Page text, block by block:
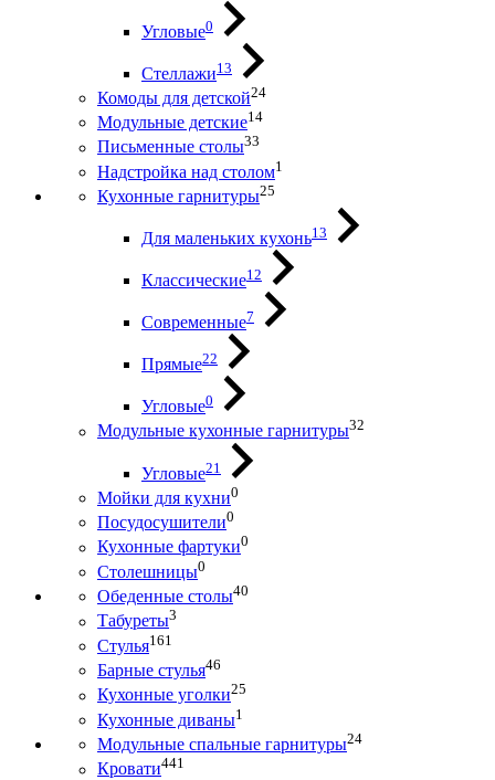
Угловые0
Стеллажи13
Комоды для детской24
Модульные детские14
Письменные столы33
Надстройка над столом1
Кухонные гарнитуры25
Для маленьких кухонь13
Классические12
Современные7
Прямые22
Угловые0
Модульные кухонные гарнитуры32
Угловые21
Мойки для кухни0
Посудосушители0
Кухонные фартуки0
Столешницы0
Обеденные столы40
Табуреты3
Стулья161
Барные стулья46
Кухонные уголки25
Кухонные диваны1
Модульные спальные гарнитуры24
Кровати441